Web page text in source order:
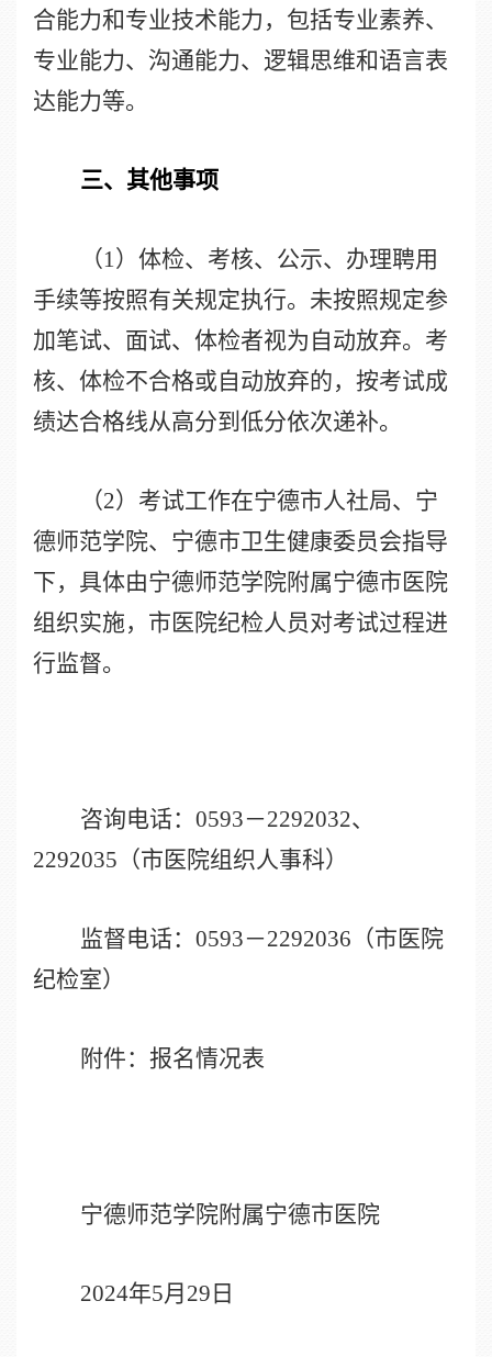
合能力和专业技术能力，包括专业素养、
专业能力、沟通能力、逻辑思维和语言表
达能力等。
三、其他事项
（1 ）体检、考核、公示、办理聘用
手续等按照有关规定执行。未按照规定参
加笔试、面试、体检者视为自动放弃。考
核、体检不合格或自动放弃的，按考试成
绩达合格线从高分到低分依次递补。
（2）考试工作在宁德市人社局、宁
德师范学院、宁德市卫生健康委员会指导
下，具体由宁德师范学院附属宁德市医院
组织实施，市医院纪检人员对考试过程进
行监督。
咨询电话： 0593－2292032、
2292035 （市医院组织人事科）
监督电话： 0593－2292036 （市医院
纪检室）
附件：报名情况表
宁德师范学院附属宁德市医院
2024年5月 29 日